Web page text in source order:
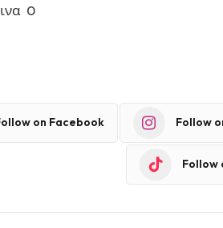
0
on Facebook Follow
Follow